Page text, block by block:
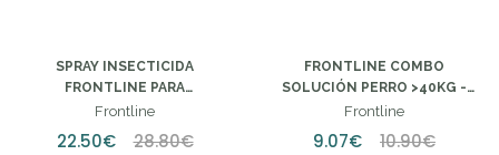
SPRAY INSECTICIDA
FRONTLINE PARA
PERROS/GATOS - 250ML
Frontline
22.50€ 28.80€
FRONTLINE COMBO
SOLUCIÓN PERRO >40KG -
4,02ML (X1 UNIDAD)
Frontline
9.07€ 10.90€